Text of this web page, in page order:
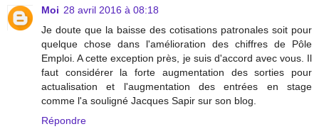
Moi 28 avril 2016 à 08:18
Je doute que la baisse des cotisations patronales soit pour
quelque chose dans l'amélioration des chiffres de Pôle
Emploi. A cette exception près, je suis d'accord avec vous. Il
faut considérer la forte augmentation des sorties pour
actualisation et l'augmentation des entrées en stage
comme l'a souligné Jacques Sapir sur son blog.
Répondre